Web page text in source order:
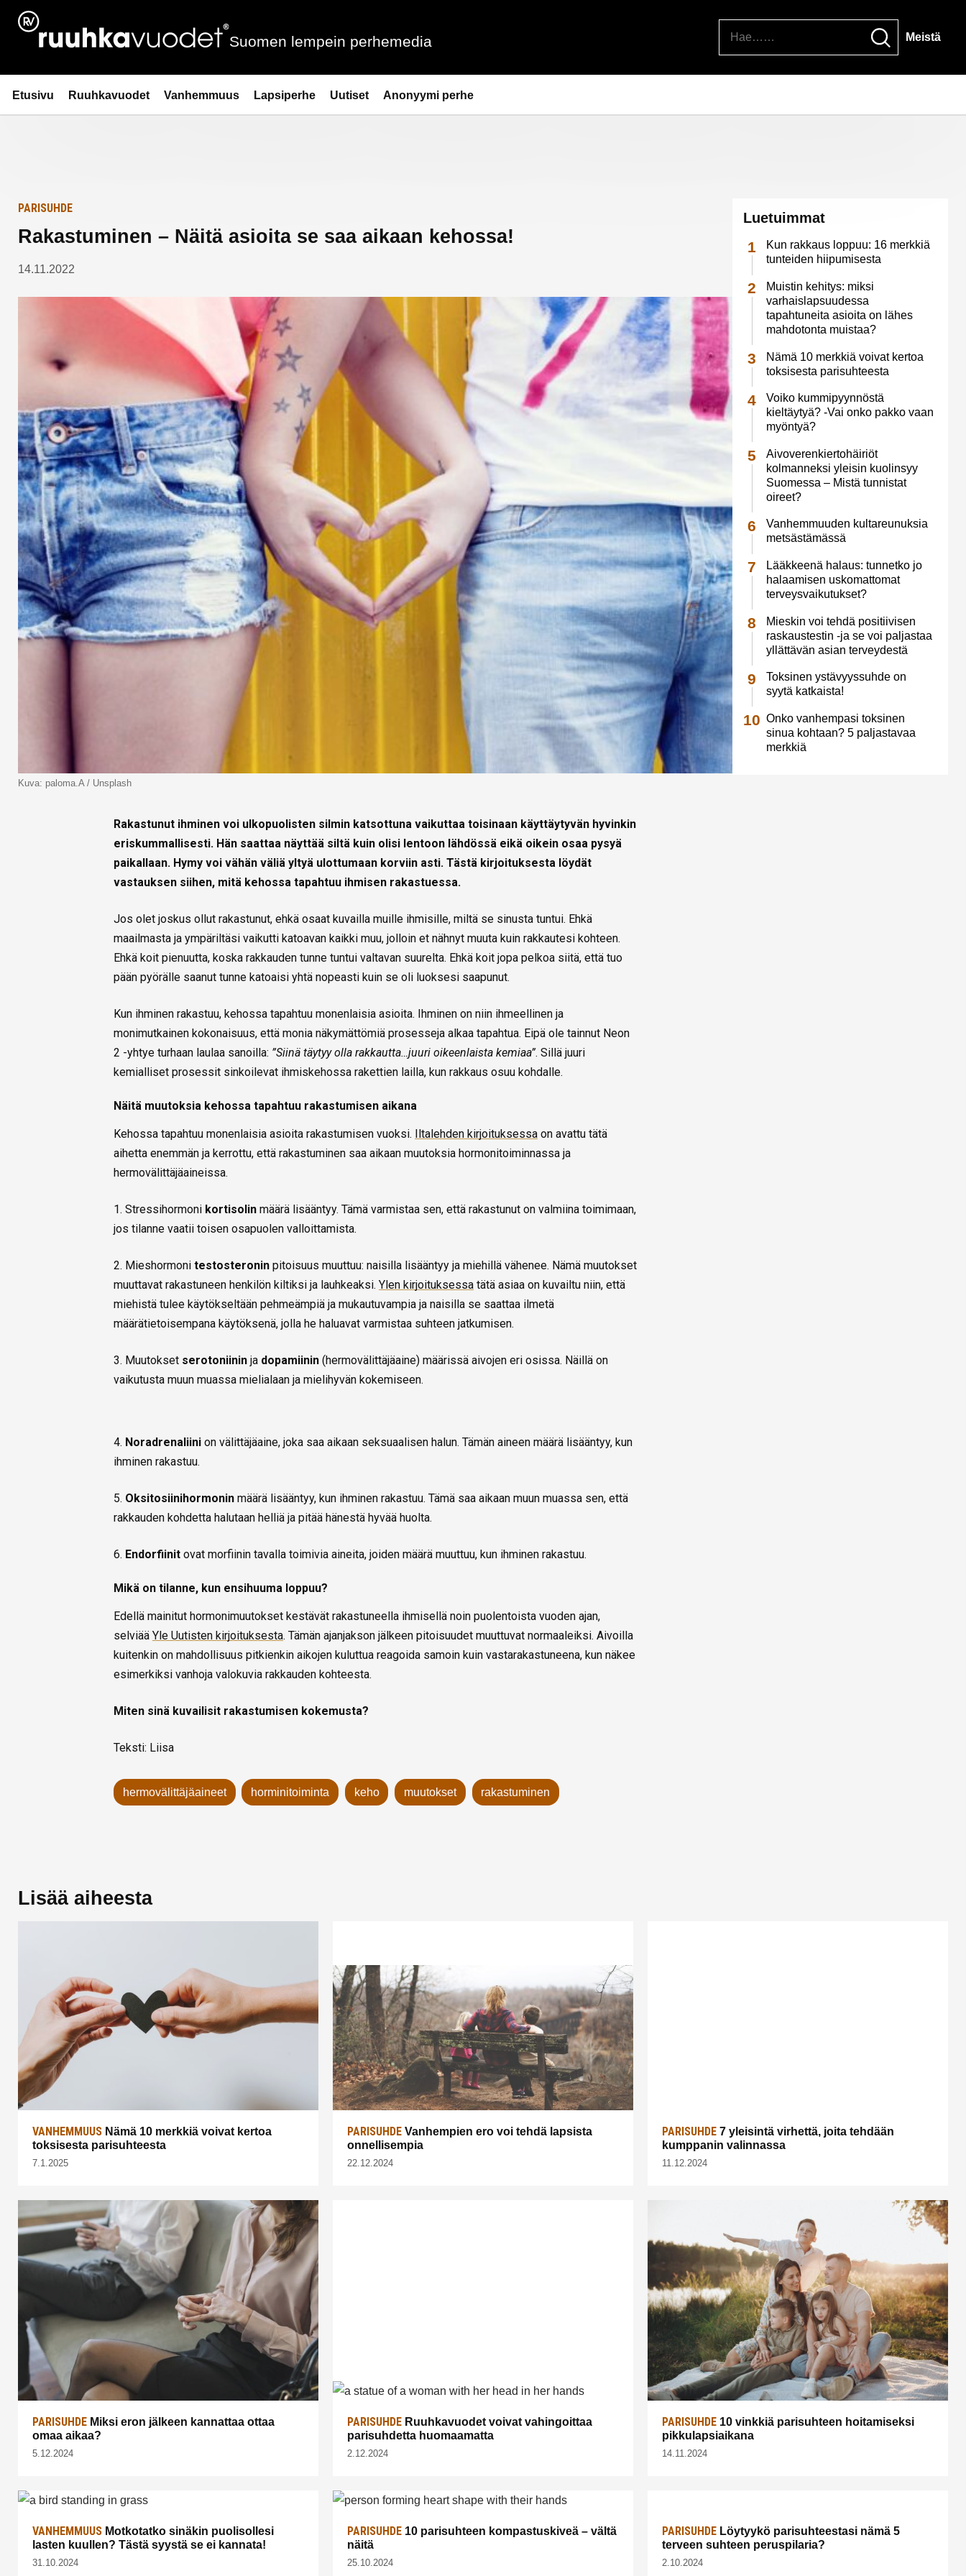
Siirry
sisältöön
Ruuhkavuodet.fi
Suomen lempein perhemedia Meistä
Etusivu Ruuhkavuodet Vanhemmuus Lapsiperhe Uutiset Anonyymi perhe
Etusivulle
PARISUHDE
Rakastuminen – Näitä asioita se saa aikaan kehossa!
14.11.2022
Kuva: paloma.A / Unsplash
Rakastunut ihminen voi ulkopuolisten silmin katsottuna vaikuttaa toisinaan käyttäytyvän hyvinkin
eriskummallisesti. Hän saattaa näyttää siltä kuin olisi lentoon lähdössä eikä oikein osaa pysyä
paikallaan. Hymy voi vähän väliä yltyä ulottumaan korviin asti. Tästä kirjoituksesta löydät
vastauksen siihen, mitä kehossa tapahtuu ihmisen rakastuessa.
Jos olet joskus ollut rakastunut, ehkä osaat kuvailla muille ihmisille, miltä se sinusta tuntui. Ehkä
maailmasta ja ympäriltäsi vaikutti katoavan kaikki muu, jolloin et nähnyt muuta kuin rakkautesi kohteen.
Ehkä koit pienuutta, koska rakkauden tunne tuntui valtavan suurelta. Ehkä koit jopa pelkoa siitä, että tuo
pään pyörälle saanut tunne katoaisi yhtä nopeasti kuin se oli luoksesi saapunut.
Kun ihminen rakastuu, kehossa tapahtuu monenlaisia asioita. Ihminen on niin ihmeellinen ja
monimutkainen kokonaisuus, että monia näkymättömiä prosesseja alkaa tapahtua. Eipä ole tainnut Neon
2 -yhtye turhaan laulaa sanoilla: ”Siinä täytyy olla rakkautta…juuri oikeenlaista kemiaa”. Sillä juuri
kemialliset prosessit sinkoilevat ihmiskehossa rakettien lailla, kun rakkaus osuu kohdalle.
Näitä muutoksia kehossa tapahtuu rakastumisen aikana
Kehossa tapahtuu monenlaisia asioita rakastumisen vuoksi. Iltalehden kirjoituksessa on avattu tätä
aihetta enemmän ja kerrottu, että rakastuminen saa aikaan muutoksia hormonitoiminnassa ja
hermovälittäjäaineissa.
1. Stressihormoni kortisolin määrä lisääntyy. Tämä varmistaa sen, että rakastunut on valmiina toimimaan,
jos tilanne vaatii toisen osapuolen valloittamista.
2. Mieshormoni testosteronin pitoisuus muuttuu: naisilla lisääntyy ja miehillä vähenee. Nämä muutokset
muuttavat rakastuneen henkilön kiltiksi ja lauhkeaksi. Ylen kirjoituksessa tätä asiaa on kuvailtu niin, että
miehistä tulee käytökseltään pehmeämpiä ja mukautuvampia ja naisilla se saattaa ilmetä
määrätietoisempana käytöksenä, jolla he haluavat varmistaa suhteen jatkumisen.
3. Muutokset serotoniinin ja dopamiinin (hermovälittäjäaine) määrissä aivojen eri osissa. Näillä on
vaikutusta muun muassa mielialaan ja mielihyvän kokemiseen.
4. Noradrenaliini on välittäjäaine, joka saa aikaan seksuaalisen halun. Tämän aineen määrä lisääntyy, kun
ihminen rakastuu.
5. Oksitosiinihormonin määrä lisääntyy, kun ihminen rakastuu. Tämä saa aikaan muun muassa sen, että
rakkauden kohdetta halutaan helliä ja pitää hänestä hyvää huolta.
6. Endorfiinit ovat morfiinin tavalla toimivia aineita, joiden määrä muuttuu, kun ihminen rakastuu.
Mikä on tilanne, kun ensihuuma loppuu?
Edellä mainitut hormonimuutokset kestävät rakastuneella ihmisellä noin puolentoista vuoden ajan,
selviää Yle Uutisten kirjoituksesta. Tämän ajanjakson jälkeen pitoisuudet muuttuvat normaaleiksi. Aivoilla
kuitenkin on mahdollisuus pitkienkin aikojen kuluttua reagoida samoin kuin vastarakastuneena, kun näkee
esimerkiksi vanhoja valokuvia rakkauden kohteesta.
Miten sinä kuvailisit rakastumisen kokemusta?
Teksti: Liisa
hermovälittäjäaineet horminitoiminta keho muutokset rakastuminen
Luetuimmat
Kun rakkaus loppuu: 16 merkkiä
tunteiden hiipumisesta
Muistin kehitys: miksi
varhaislapsuudessa
tapahtuneita asioita on lähes
mahdotonta muistaa?
Nämä 10 merkkiä voivat kertoa
toksisesta parisuhteesta
Voiko kummipyynnöstä
kieltäytyä? -Vai onko pakko vaan
myöntyä?
Aivoverenkiertohäiriöt
kolmanneksi yleisin kuolinsyy
Suomessa – Mistä tunnistat
oireet?
Vanhemmuuden kultareunuksia
metsästämässä
Lääkkeenä halaus: tunnetko jo
halaamisen uskomattomat
terveysvaikutukset?
Mieskin voi tehdä positiivisen
raskaustestin -ja se voi paljastaa
yllättävän asian terveydestä
Toksinen ystävyyssuhde on
syytä katkaista!
Onko vanhempasi toksinen
sinua kohtaan? 5 paljastavaa
merkkiä
Lisää aiheesta
VANHEMMUUS Nämä 10 merkkiä voivat kertoa
toksisesta parisuhteesta
7.1.2025
PARISUHDE Vanhempien ero voi tehdä lapsista
onnellisempia
22.12.2024
PARISUHDE 7 yleisintä virhettä, joita tehdään
kumppanin valinnassa
11.12.2024
PARISUHDE Miksi eron jälkeen kannattaa ottaa
omaa aikaa?
5.12.2024
PARISUHDE Ruuhkavuodet voivat vahingoittaa
parisuhdetta huomaamatta
2.12.2024
PARISUHDE 10 vinkkiä parisuhteen hoitamiseksi
pikkulapsiaikana
14.11.2024
VANHEMMUUS Motkotatko sinäkin puolisollesi
lasten kuullen? Tästä syystä se ei kannata!
31.10.2024
PARISUHDE 10 parisuhteen kompastuskiveä – vältä
näitä
25.10.2024
PARISUHDE Löytyykö parisuhteestasi nämä 5
terveen suhteen peruspilaria?
2.10.2024